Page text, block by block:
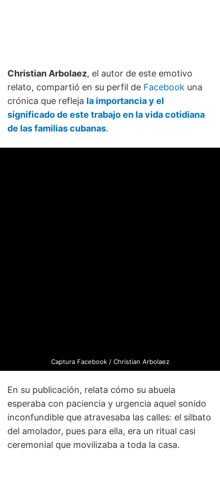
Christian Arbolaez, el autor de este emotivo
relato, compartió en su perfil de Facebook una
crónica que refleja la importancia y el
significado de este trabajo en la vida cotidiana
de las familias cubanas.
Captura Facebook / Christian Arbolaez
En su publicación, relata cómo su abuela
esperaba con paciencia y urgencia aquel sonido
inconfundible que atravesaba las calles: el silbato
del amolador, pues para ella, era un ritual casi
ceremonial que movilizaba a toda la casa.